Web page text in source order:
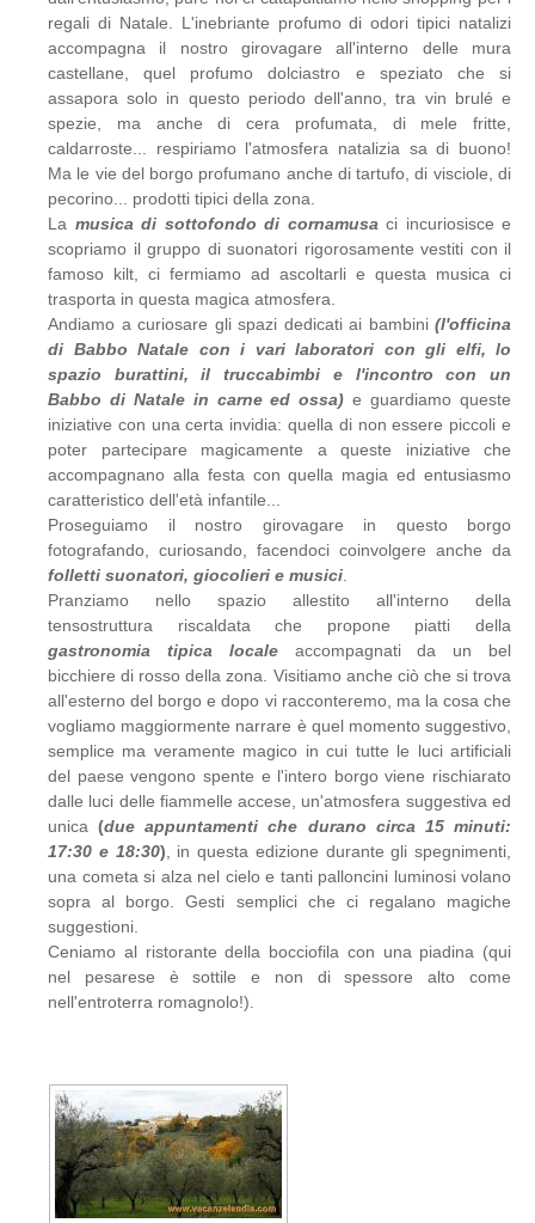
regali di Natale. L'inebriante profumo di odori tipici natalizi
accompagna il nostro girovagare all'interno delle mura
castellane, quel profumo dolciastro e speziato che si
assapora solo in questo periodo dell'anno, tra vin brulé e
spezie, ma anche di cera profumata, di mele fritte,
caldarroste... respiriamo l'atmosfera natalizia sa di buono!
Ma le vie del borgo profumano anche di tartufo, di visciole, di
pecorino... prodotti tipici della zona.
La musica di sottofondo di cornamusaci incuriosisce e
scopriamo il gruppo di suonatori rigorosamente vestiti con il
famoso kilt, ci fermiamo ad ascoltarli e questa musica ci
trasporta in questa magica atmosfera.
Andiamo a curiosare gli spazi dedicati ai bambini (l'officina
di Babbo Natale con i vari laboratori con gli elfi, lo
spazio burattini, il truccabimbi e l'incontro con un
Babbo di Natale in carne ed ossa) e guardiamo queste
iniziative con una certa invidia: quella di non essere piccoli e
poter partecipare magicamente a queste iniziative che
accompagnano alla festa con quella magia ed entusiasmo
caratteristico dell'età infantile...
Proseguiamo il nostro girovagare in questo borgo
fotografando, curiosando, facendoci coinvolgere anche da
folletti suonatori, giocolieri e musici.
Pranziamo nello spazio allestito all'interno della
tensostruttura riscaldata che propone piatti della
gastronomia tipica localeaccompagnati da un bel
bicchiere di rosso della zona. Visitiamo anche ciò che si trova
all'esterno del borgo e dopo vi racconteremo, ma la cosa che
vogliamo maggiormente narrare è quel momento suggestivo,
semplice ma veramente magico in cui tutte le luci artificiali
del paese vengono spente e l'intero borgo viene rischiarato
dalle luci delle fiammelle accese, un'atmosfera suggestiva ed
unica(due appuntamenti che durano circa 15 minuti:
17:30 e 18:30), in questa edizione durante gli spegnimenti,
una cometa si alza nel cielo e tanti palloncini luminosi volano
sopra al borgo. Gesti semplici che ci regalano magiche
suggestioni.
Ceniamo al ristorante della bocciofila con una piadina (qui
nel pesarese è sottile e non di spessore alto come
nell'entroterra romagnolo!).